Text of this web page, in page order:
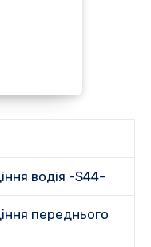
водія -S44-
переднього